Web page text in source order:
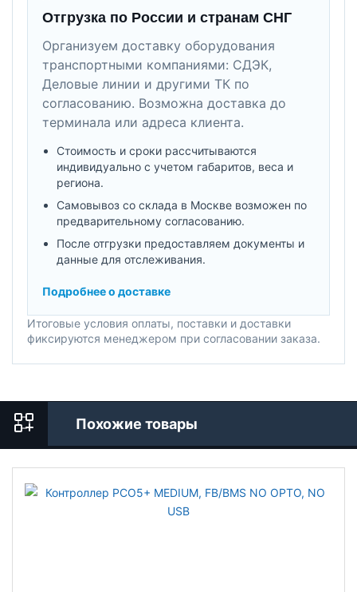
Отгрузка по России и странам СНГ
Организуем доставку оборудования
транспортными компаниями: СДЭК,
Деловые линии и другими ТК по
согласованию. Возможна доставка до
терминала или адреса клиента.
Стоимость и сроки рассчитываются
индивидуально с учетом габаритов, веса и
региона.
Самовывоз со склада в Москве возможен по
предварительному согласованию.
После отгрузки предоставляем документы и
данные для отслеживания.
Подробнее о доставке
Итоговые условия оплаты, поставки и доставки
фиксируются менеджером при согласовании заказа.
Похожие товары